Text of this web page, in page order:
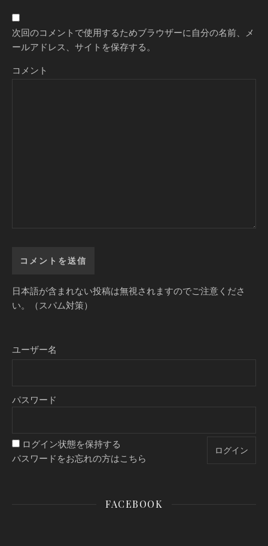
次回のコメントで使用するためブラウザーに自分の名前、メ
ールアドレス、サイトを保存する。
コメント
日本語が含まれない投稿は無視されますのでご注意くださ
い。（スパム対策）
ユーザー名
パスワード
ログイン状態を保持する
パスワードをお忘れの方はこちら
FACEBOOK